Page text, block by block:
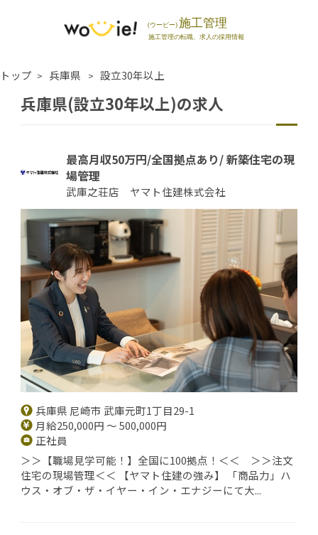
トップ 兵庫県 設立30年以上
兵庫県(設立30年以上)の求人
最高月収50万円/全国拠点あり/ 新築住宅の現
場管理
武庫之荘店 ヤマト住建株式会社
兵庫県 尼崎市 武庫元町1丁目29-1
月給250,000円 ～ 500,000円
正社員
＞＞【職場見学可能！】全国に100拠点！＜＜ ＞＞注文
住宅の現場管理＜＜ 【ヤマト住建の強み】 「商品力」ハ
ウス・オブ・ザ・イヤー・イン・エナジーにて大...